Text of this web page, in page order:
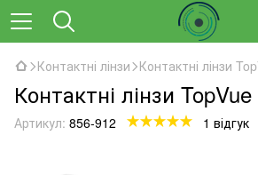
Контактні лінзи Контактні лінзи
Контактні лінзи
Артикул: 856-912 1 відгук